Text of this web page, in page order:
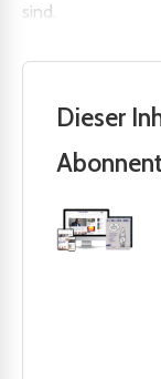
sind.
Dieser